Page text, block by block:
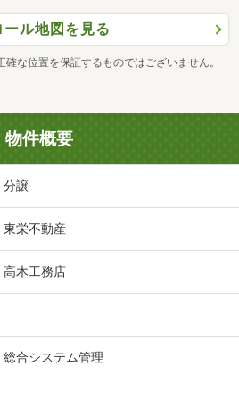
ール地図を見る
な位置を保証するものではございません。
物件概要
分譲
東栄不動産
高木工務店
総合システム管理